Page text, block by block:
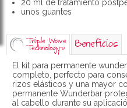
20 ml de tratamiento
unos guantes
Triple Wave
TechnologyTM Beneficios
El kit para permanente
completo, perfecto para
rizos elásticos y una mayor
permanente Wunderbar
al cabello durante su